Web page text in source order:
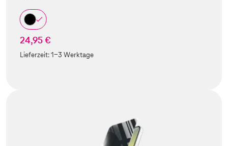
24,95 €
Lieferzeit:1-3 Werktage